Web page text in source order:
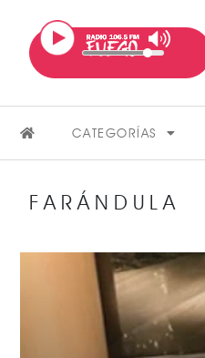
CATEGORÍAS
FARÁNDULA